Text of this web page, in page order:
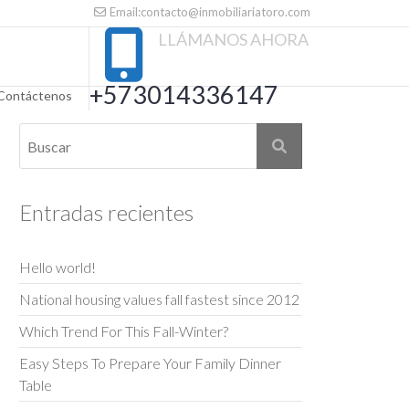
Email:contacto@inmobiliariatoro.com
LLÁMANOS AHORA
+573014336147
Entradas recientes
Hello world!
National housing values fall fastest since 2012
Which Trend For This Fall-Winter?
Easy Steps To Prepare Your Family Dinner
Table